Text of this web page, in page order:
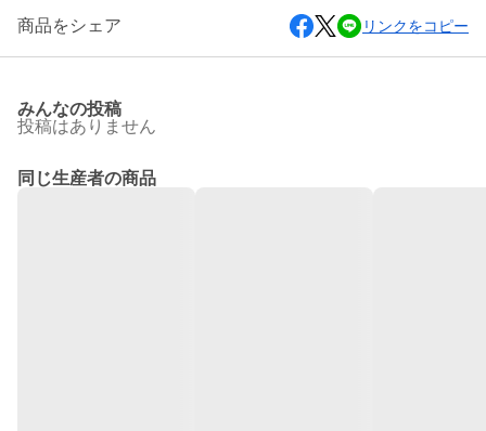
商品をシェア リンクをコピー
みんなの投稿
投稿はありません
同じ生産者の商品